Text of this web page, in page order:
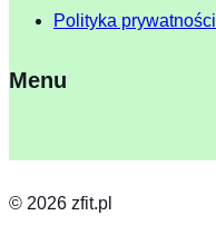
Polityka prywatności
Menu
© 2026 zfit.pl